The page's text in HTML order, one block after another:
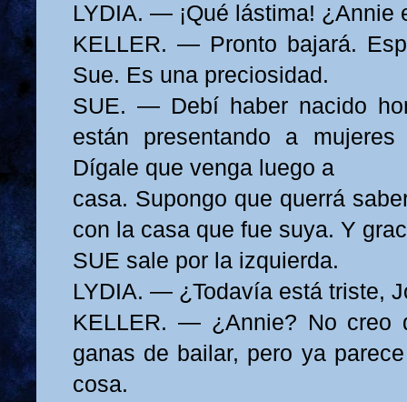
LYDIA. — ¡Qué lástima! ¿Annie
KELLER. — Pronto bajará.
Sue. Es una preciosidad.
SUE. — Debí haber nacido
están presentando a
Dígale que venga luego a
casa. Supongo que querrá
con la casa que fue suya. Y
SUE sale por la izquierda.
LYDIA. — ¿Todavía está triste,
KELLER. — ¿Annie? No creo
ganas de bailar, pero ya
cosa.